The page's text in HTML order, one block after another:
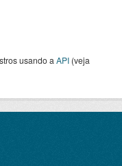
usando a API (veja